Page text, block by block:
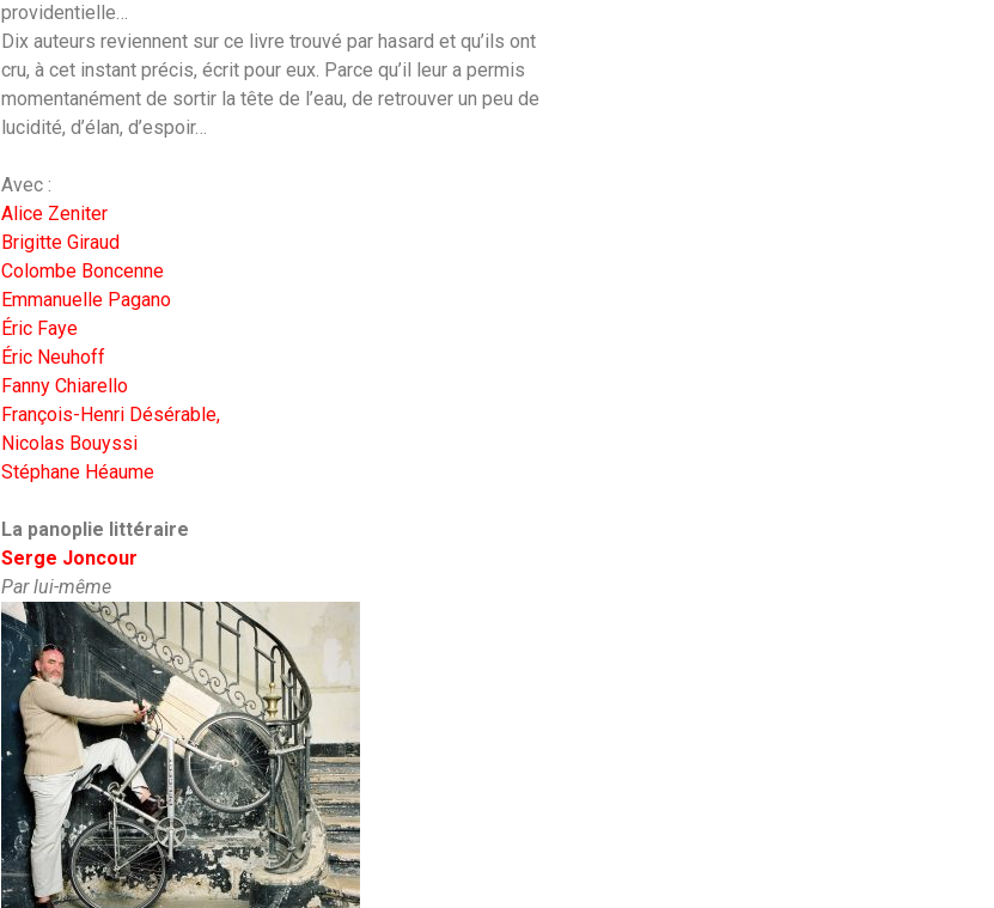
providentielle…
Dix auteurs reviennent sur ce livre trouvé par hasard et qu’ils ont
cru, à cet instant précis, écrit pour eux. Parce qu’il leur a permis
momentanément de sortir la tête de l’eau, de retrouver un peu de
lucidité, d’élan, d’espoir…
Avec :
Alice Zeniter
Brigitte Giraud
Colombe Boncenne
Emmanuelle Pagano
Éric Faye
Éric Neuhoff
Fanny Chiarello
François-Henri Désérable,
Nicolas Bouyssi
Stéphane Héaume
La panoplie littéraire
Serge Joncour
Par lui-même